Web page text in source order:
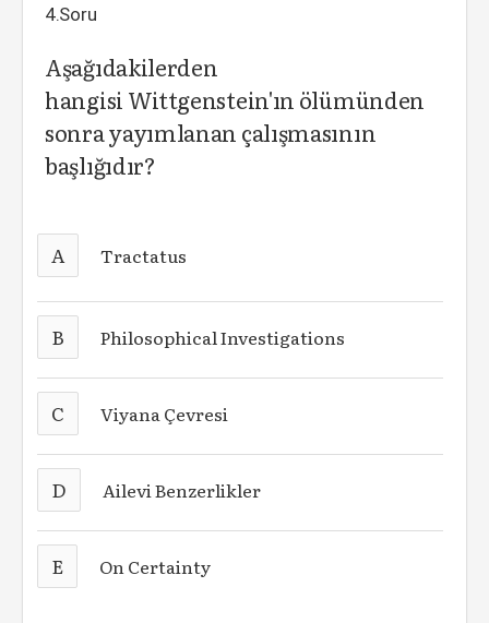
4.Soru
Aşağıdakilerden
hangisi Wittgenstein'ın ölümünden
sonra yayımlanan çalışmasının
başlığıdır?
A Tractatus
B Philosophical Investigations
C Viyana Çevresi
D Ailevi Benzerlikler
E On Certainty